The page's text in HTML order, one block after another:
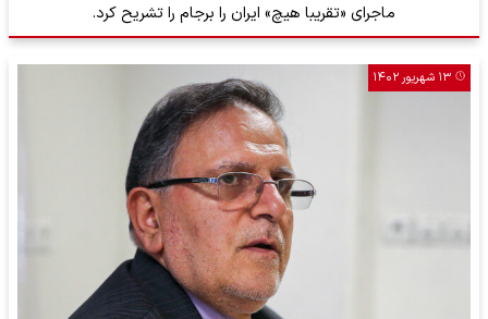
ماجرای «تقریبا هیچ» ایران را برجام را تشریح کرد.
۱۳ شهریور ۱۴۰۲